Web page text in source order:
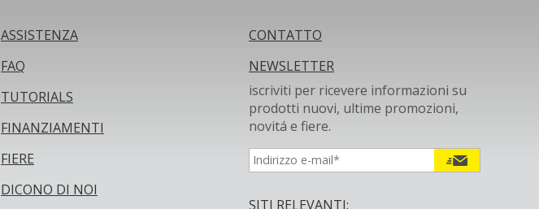
ASSISTENZA
FAQ
TUTORIALS
FINANZIAMENTI
FIERE
DICONO DI NOI
CONTATTO
NEWSLETTER
iscriviti per ricevere informazioni su
prodotti nuovi, ultime promozioni,
novitá e fiere.
SITI RELEVANTI: